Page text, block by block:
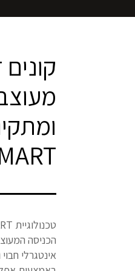
הכניסה
אינטגרלי